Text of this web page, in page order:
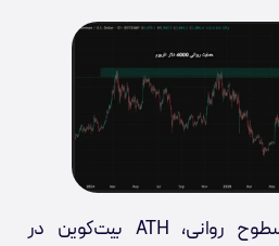
نمونه‌ی دیگر از سطوح روانی، ATH بیت‌کوین در